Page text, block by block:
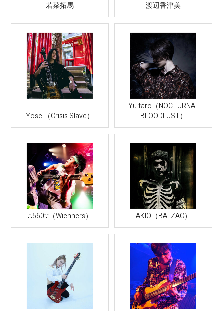
若菜拓馬 渡辺香津美
Yosei（Crisis Slave）
Yu-taro（NOCTURNAL
BLOODLUST）
∴560∵（Wienners） AKIO（BALZAC）